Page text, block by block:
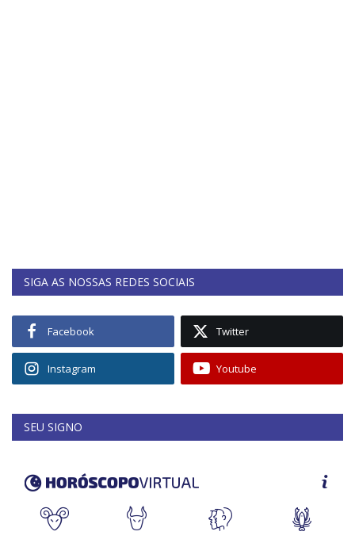
SIGA AS NOSSAS REDES SOCIAIS
Facebook Twitter
Instagram Youtube
SEU SIGNO